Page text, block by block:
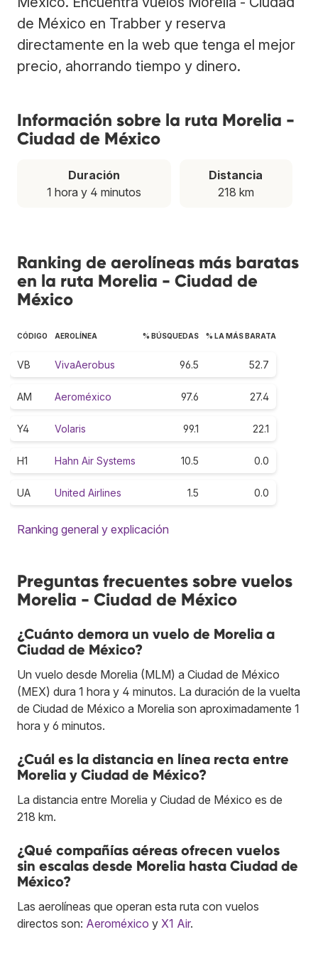
de México en Trabber y reserva
directamente en la web que tenga el mejor
precio, ahorrando tiempo y dinero.
Información sobre la ruta Morelia -
Ciudad de México
Duración
1 hora y 4 minutos
Distancia
218 km
Ranking de aerolíneas más baratas
en la ruta Morelia - Ciudad de
México
CÓDIGO AEROLÍNEA % BÚSQUEDAS % LA MÁS BARATA
VB VivaAerobus 96.5 52.7
AM Aeroméxico 97.6 27.4
Y4 Volaris 99.1 22.1
H1 Hahn Air Systems 10.5 0.0
UA United Airlines 1.5 0.0
Ranking general y explicación
Preguntas frecuentes sobre vuelos
Morelia - Ciudad de México
¿Cuánto demora un vuelo de Morelia a
Ciudad de México?
Un vuelo desde Morelia (MLM) a Ciudad de México
(MEX) dura 1 hora y 4 minutos. La duración de la vuelta
de Ciudad de México a Morelia son aproximadamente 1
hora y 6 minutos.
¿Cuál es la distancia en línea recta entre
Morelia y Ciudad de México?
La distancia entre Morelia y Ciudad de México es de
218 km.
¿Qué compañías aéreas ofrecen vuelos
sin escalas desde Morelia hasta Ciudad de
México?
Las aerolíneas que operan esta ruta con vuelos
directos son: Aeroméxico y X1 Air.